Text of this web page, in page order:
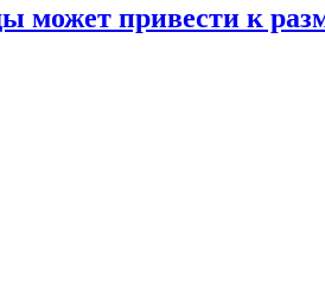
может привести к